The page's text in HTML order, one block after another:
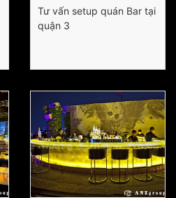
Tư vấn setup quán Bar tại
quận 3